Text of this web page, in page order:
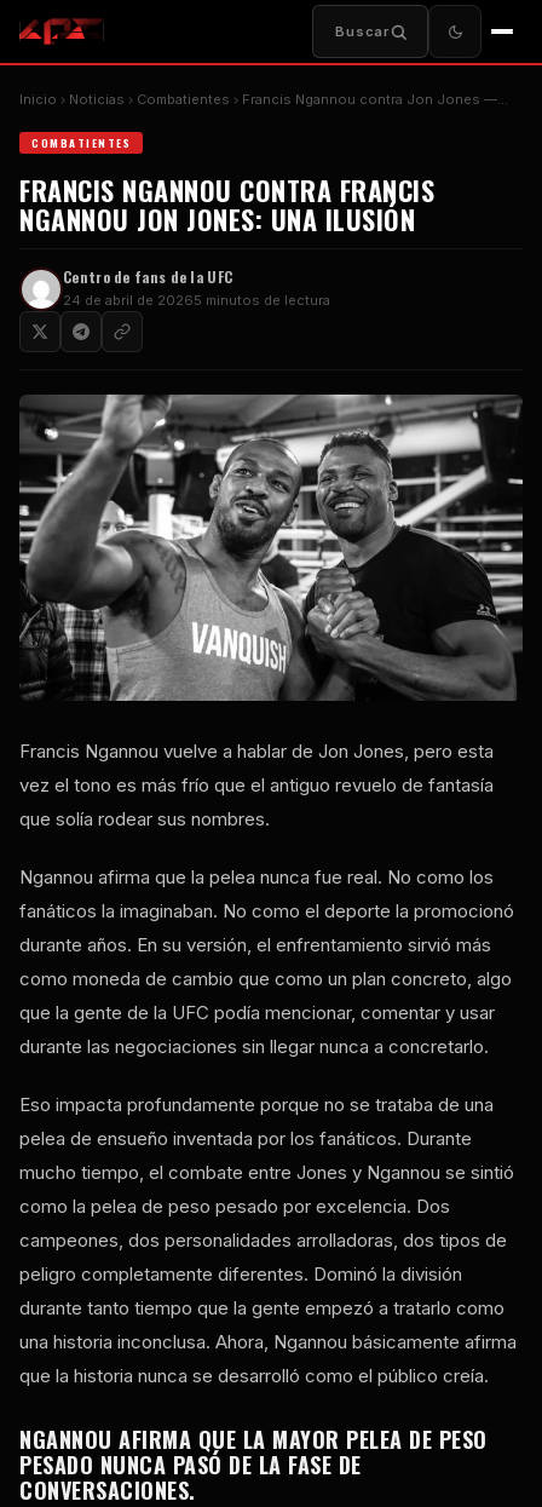
Buscar
Inicio Noticias Combatientes Francis Ngannou contra Jon Jones —…
COMBATIENTES
FRANCIS NGANNOU CONTRA FRANCIS
NGANNOU JON JONES: UNA ILUSIÓN
Centro de fans de la UFC
24 de abril de 20265 minutos de lectura
Francis Ngannou vuelve a hablar de Jon Jones, pero esta
vez el tono es más frío que el antiguo revuelo de fantasía
que solía rodear sus nombres.
Ngannou afirma que la pelea nunca fue real. No como los
fanáticos la imaginaban. No como el deporte la promocionó
durante años. En su versión, el enfrentamiento sirvió más
como moneda de cambio que como un plan concreto, algo
que la gente de la UFC podía mencionar, comentar y usar
durante las negociaciones sin llegar nunca a concretarlo.
Eso impacta profundamente porque no se trataba de una
pelea de ensueño inventada por los fanáticos. Durante
mucho tiempo, el combate entre Jones y Ngannou se sintió
como la pelea de peso pesado por excelencia. Dos
campeones, dos personalidades arrolladoras, dos tipos de
peligro completamente diferentes. Dominó la división
durante tanto tiempo que la gente empezó a tratarlo como
una historia inconclusa. Ahora, Ngannou básicamente afirma
que la historia nunca se desarrolló como el público creía.
NGANNOU AFIRMA QUE LA MAYOR PELEA DE PESO
PESADO NUNCA PASÓ DE LA FASE DE
CONVERSACIONES.